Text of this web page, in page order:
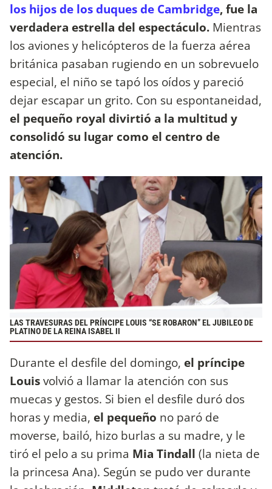
los hijos de los duques de Cambridge, fue la
verdadera estrella del espectáculo. Mientras
los aviones y helicópteros de la fuerza aérea
británica pasaban rugiendo en un sobrevuelo
especial, el niño se tapó los oídos y pareció
dejar escapar un grito. Con su espontaneidad,
el pequeño royal divirtió a la multitud y
consolidó su lugar como el centro de
atención.
LAS TRAVESURAS DEL PRÍNCIPE LOUIS “SE ROBARON” EL JUBILEO DE
PLATINO DE LA REINA ISABEL II
Durante el desfile del domingo, el príncipe
Louisvolvió a llamar la atención con sus
muecas y gestos. Si bien el desfile duró dos
horas y media, el pequeño no paró de
moverse, bailó, hizo burlas a su madre, y le
tiró el pelo a su prima Mia Tindall (la nieta de
la princesa Ana). Según se pudo ver durante